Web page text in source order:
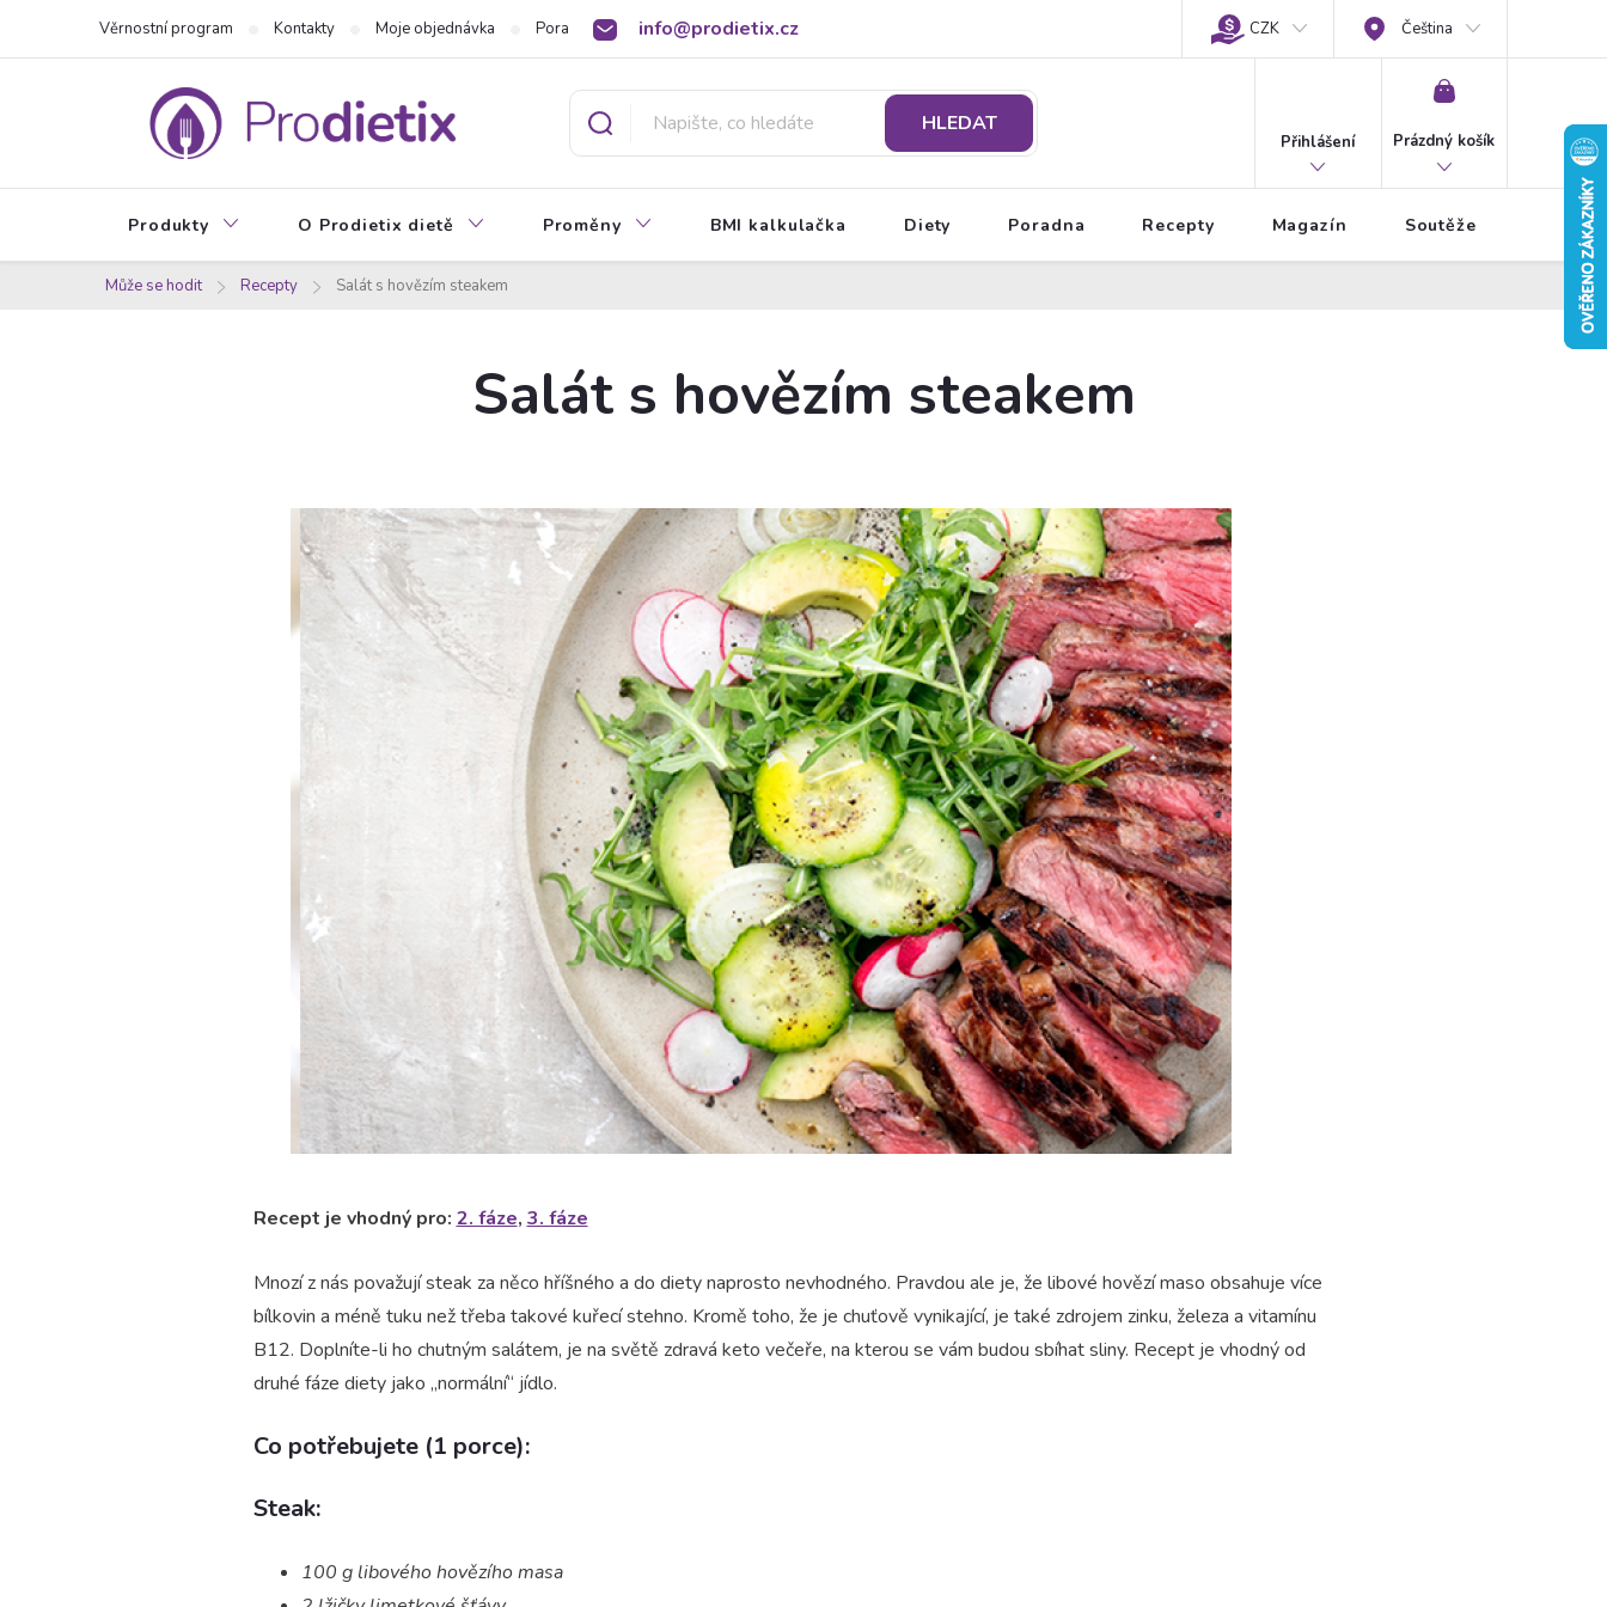
info@prodietix.cz
Věrnostní program Kontakty Moje objednávka Poradna BMI kalkulačka O Prodietix dietě CZK Čeština
HLEDAT
Přihlášení
NÁKUPNÍ
Prázdný košík
Produkty O Prodietix dietě Proměny BMI kalkulačka Diety Poradna Recepty Magazín Soutěže
Může se hodit Recepty Salát s hovězím steakem
Salát s hovězím steakem
Recept je vhodný pro: 2. fáze, 3. fáze
Mnozí z nás považují steak za něco hříšného a do diety naprosto nevhodného. Pravdou ale je, že libové hovězí maso obsahuje více
bílkovin a méně tuku než třeba takové kuřecí stehno. Kromě toho, že je chuťově vynikající, je také zdrojem zinku, železa a vitamínu
B12. Doplníte-li ho chutným salátem, je na světě zdravá keto večeře, na kterou se vám budou sbíhat sliny. Recept je vhodný od
druhé fáze diety jako „normální“ jídlo.
Co potřebujete (1 porce):
Steak:
100 g libového hovězího masa